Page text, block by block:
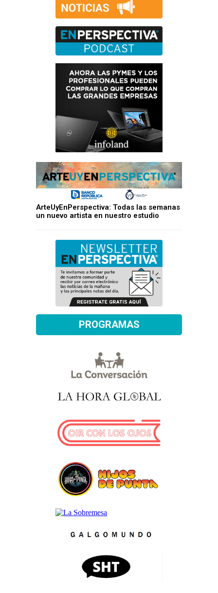
ArteUyEnPerspectiva: Todas las semanas
un nuevo artista en nuestro estudio
PROGRAMAS